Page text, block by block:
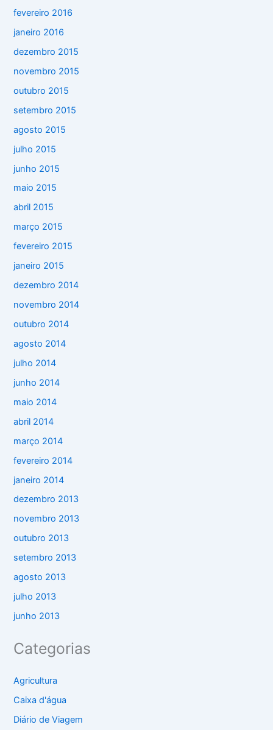
fevereiro 2016
janeiro 2016
dezembro 2015
novembro 2015
outubro 2015
setembro 2015
agosto 2015
julho 2015
junho 2015
maio 2015
abril 2015
março 2015
fevereiro 2015
janeiro 2015
dezembro 2014
novembro 2014
outubro 2014
agosto 2014
julho 2014
junho 2014
maio 2014
abril 2014
março 2014
fevereiro 2014
janeiro 2014
dezembro 2013
novembro 2013
outubro 2013
setembro 2013
agosto 2013
julho 2013
junho 2013
Categorias
Agricultura
Caixa d'água
Diário de Viagem